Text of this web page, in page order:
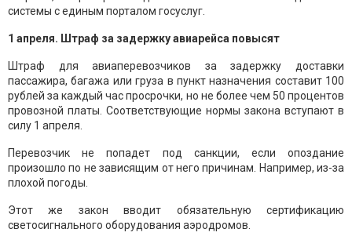
системы с единым порталом госуслуг.
1 апреля. Штраф за задержку авиарейса повысят
Штраф для авиаперевозчиков за задержку доставки
пассажира, багажа или груза в пункт назначения составит 100
рублей за каждый час просрочки, но не более чем 50 процентов
провозной платы. Соответствующие нормы закона вступают в
силу 1 апреля.
Перевозчик не попадет под санкции, если опоздание
произошло по не зависящим от него причинам. Например, из-за
плохой погоды.
Этот же закон вводит обязательную сертификацию
светосигнального оборудования аэродромов.